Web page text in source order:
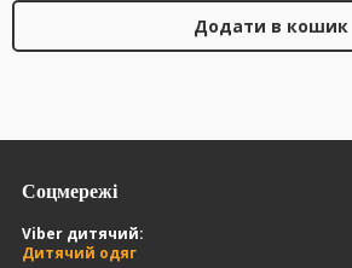
710.21 грн.. 497.15 грн..
Додати в кошик
Соцмережі
Viber дитячий:
Дитячий одяг